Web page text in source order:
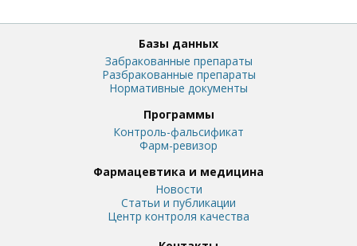
Базы данных
Забракованные препараты
Разбракованные препараты
Нормативные документы
Программы
Контроль-фальсификат
Фарм-ревизор
Фармацевтика и медицина
Новости
Статьи и публикации
Центр контроля качества